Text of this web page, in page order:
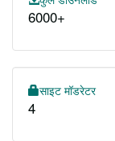
6000+
साइट मॉडरेटर
4